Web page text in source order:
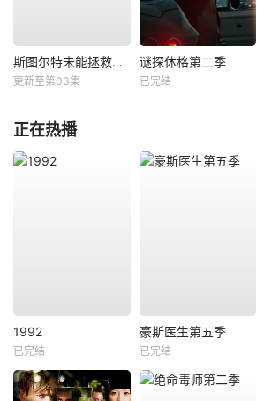
斯图尔特未能拯救宇宙
更新至第03集
谜探休格第二季
已完结
正在热播
1992
已完结
豪斯医生第五季
已完结